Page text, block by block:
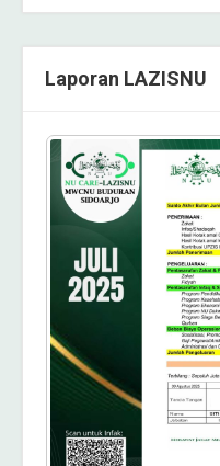
Laporan LAZISNU